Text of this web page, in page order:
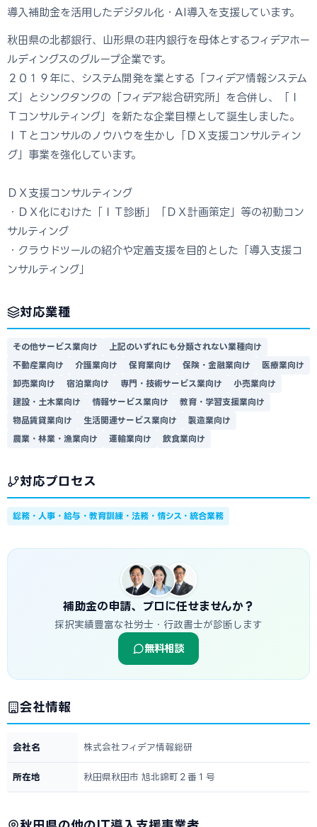
導入補助金を活用したデジタル化・AI導入を支援しています。
秋田県の北都銀行、山形県の荘内銀行を母体とするフィデアホー
ルディングスのグループ企業です。
２０１９年に、システム開発を業とする「フィデア情報システム
ズ」とシンクタンクの「フィデア総合研究所」を合併し、「Ｉ
Ｔコンサルティング」を新たな企業目標として誕生しました。
ＩＴとコンサルのノウハウを生かし「ＤＸ支援コンサルティン
グ」事業を強化しています。
ＤＸ支援コンサルティング
・ＤＸ化にむけた「ＩＴ診断」「ＤＸ計画策定」等の初動コン
サルティング
・クラウドツールの紹介や定着支援を目的とした「導入支援コ
ンサルティング」
対応業種
その他サービス業向け
上記のいずれにも分類されない業種向け
不動産業向け
介護業向け 保育業向け 保険・金融業向け
医療業向け
卸売業向け
宿泊業向け 専門・技術サービス業向け
小売業向け
建設・土木業向け
情報サービス業向け
教育・学習支援業向け
物品賃貸業向け
生活関連サービス業向け
製造業向け
農業・林業・漁業向け
運輸業向け 飲食業向け
対応プロセス
総務・人事・給与・教育訓練・法務・情シス・統合業務
補助金の申請、プロに任せませんか？
採択実績豊富な社労士・行政書士が診断します
無料相談
会社情報
会社名 株式会社フィデア情報総研
所在地 秋田県秋田市 旭北錦町２番１号